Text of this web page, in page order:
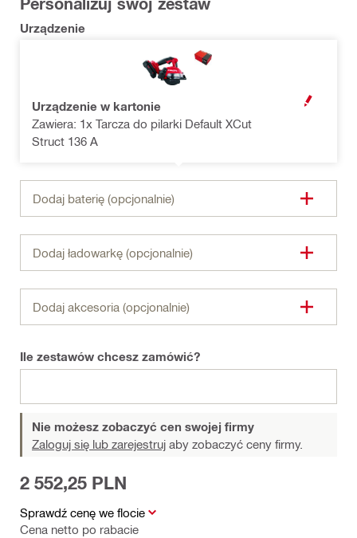
Urządzenie
Urządzenie w kartonie
Zawiera: 1x Tarcza do pilarki Default XCut
Struct 136 A
OPEN MODAL
Dodaj baterię (opcjonalnie)
Dodaj ładowarkę (opcjonalnie)
Dodaj akcesoria (opcjonalnie)
Ile zestawów chcesz zamówić?
Nie możesz zobaczyć cen swojej firmy
Zaloguj się lub zarejestruj aby zobaczyć ceny firmy.
Sprawdź cenę we flocie
Cena netto po rabacie
2 552,25 PLN